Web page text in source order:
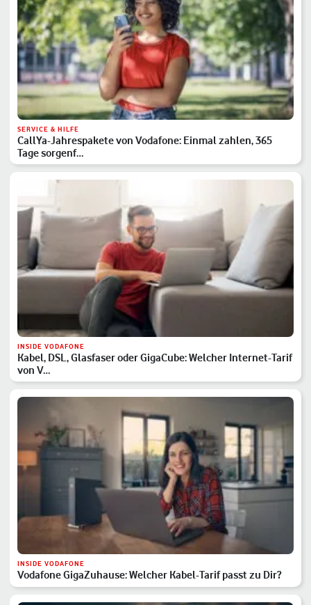
SERVICE & HILFE
CallYa-Jahrespakete von Vodafone: Einmal zahlen, 365
Tage sorgenf…
INSIDE VODAFONE
Kabel, DSL, Glasfaser oder GigaCube: Welcher Internet-Tarif
von V…
INSIDE VODAFONE
Vodafone GigaZuhause: Welcher Kabel-Tarif passt zu Dir?